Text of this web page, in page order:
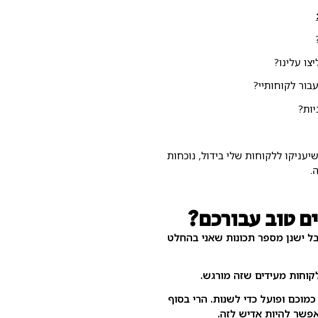
לקוחותיי?
ללקוחות שלי בידול, נוכחות
טוב עבורכם?
ישנן מספר תכונות שאני בהחלט
מעידים שזה מורגש.
ופועל כדי לשנות. הרי בסוף
להיות אדיש לזה.